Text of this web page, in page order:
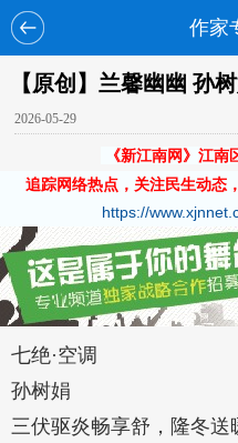
作家
【原创】兰馨幽幽 孙
2026-05-29
《新江南网》江南
追踪网络热点，关注民生动态
https://
七绝·空调
孙树娟
三伏驱炎畅享舒，隆冬送